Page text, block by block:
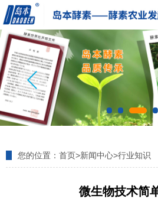
您的位置： 首页>新闻中心>行业知识
微生物技术简